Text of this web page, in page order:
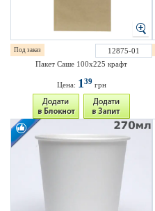
Под заказ
12875-01
Пакет Саше 100х225 крафт
Цена: 139 грн